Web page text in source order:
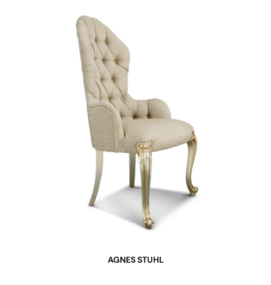
AGNES STUHL